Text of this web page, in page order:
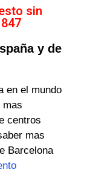
sin
y de
en el mundo
mas
centros
mas
Barcelona